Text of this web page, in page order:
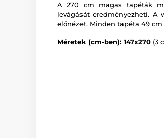
A 270 cm magas tapéták
levágását eredményezheti.
előnézet. Minden tapéta 49
Méretek (cm-ben): 147x270 (3